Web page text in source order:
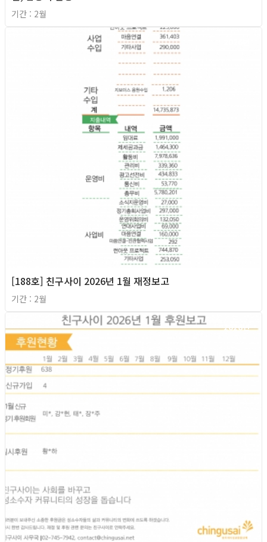
기간 : 2월
[188호] 친구사이 2026년 1월 재정보고
기간 : 2월
2026년